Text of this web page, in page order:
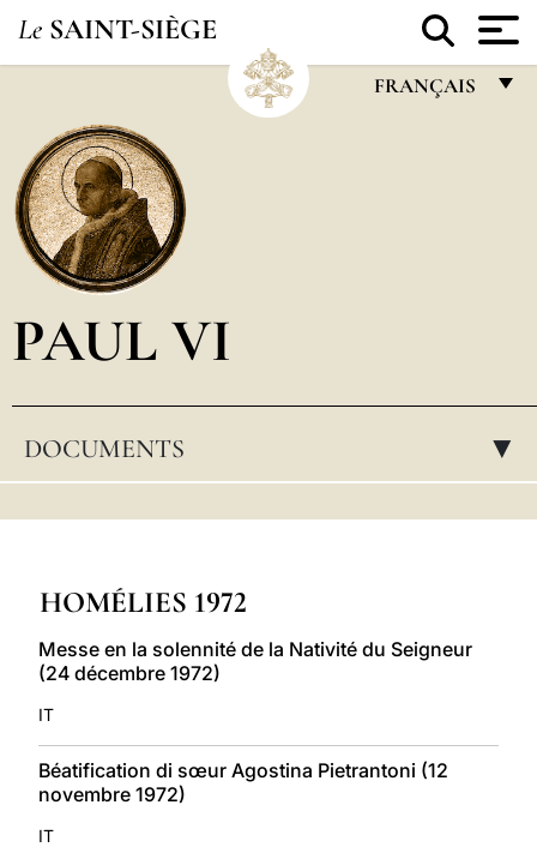
Le SAINT-SIÈGE
FRANÇAIS
POLSKI
PAUL VI
DOCUMENTS ▸
HOMÉLIES 1972
Messe en la solennité de la Nativité du Seigneur
(24 décembre 1972)
IT
Béatification di sœur Agostina Pietrantoni (12
novembre 1972)
IT